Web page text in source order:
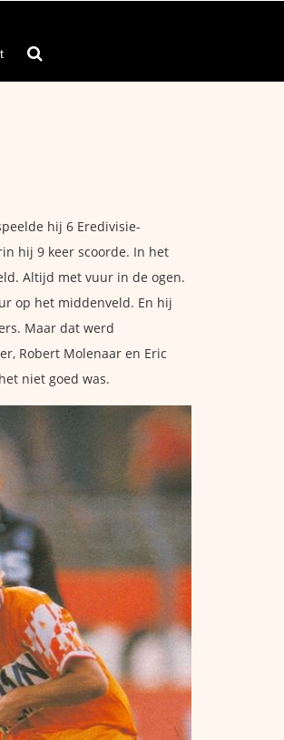
hij 6 Eredivisie-
hij 9 keer scoorde. In het
Altijd met vuur in de ogen.
op het middenveld. En hij
Maar dat werd
Robert Molenaar en Eric
niet goed was.